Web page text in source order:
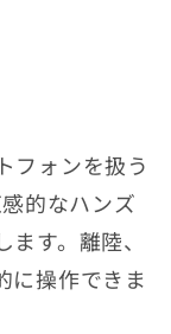
フォンを扱う
的なハンズ
す。離陸、
に操作できま